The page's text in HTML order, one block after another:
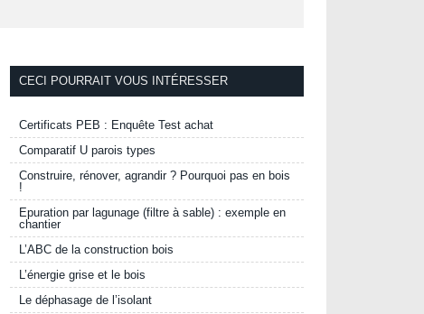
CECI POURRAIT VOUS INTÉRESSER
Certificats PEB : Enquête Test achat
Comparatif U parois types
Construire, rénover, agrandir ? Pourquoi pas en bois
!
Epuration par lagunage (filtre à sable) : exemple en
chantier
L’ABC de la construction bois
L’énergie grise et le bois
Le déphasage de l’isolant